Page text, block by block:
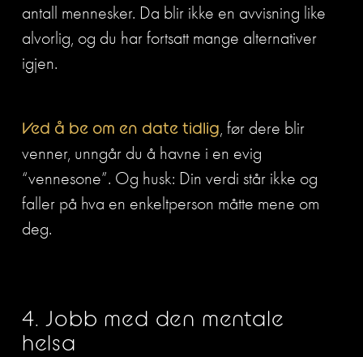
antall mennesker. Da blir ikke en avvisning like
alvorlig, og du har fortsatt mange alternativer
igjen.
Ved å be om en date tidlig, før dere blir
venner, unngår du å havne i en evig
“vennesone”. Og husk: Din verdi står ikke og
faller på hva en enkeltperson måtte mene om
deg.
4. Jobb med den mentale
helsa